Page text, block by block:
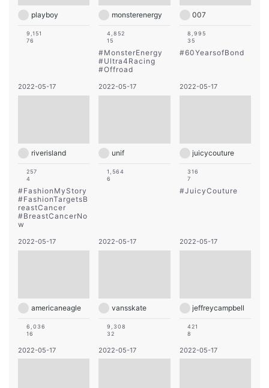
playboy
9,151
76
monsterenergy
4,852
15
#MonsterEnergy
#Ultra4Racing
#Offroad
007
8,995
35
#60YearsofBond
2022-05-17
riverisland
257
4
#FashionMyStory
#FashionTargetsB
reastCancer
#BreastCancerNo
w
2022-05-17
unif
1,564
6
2022-05-17
juicycouture
316
7
#JuicyCouture
2022-05-17
americaneagle
6,036
16
2022-05-17
vansskate
9,308
32
2022-05-17
jeffreycampbell
421
8
2022-05-17 2022-05-17 2022-05-17